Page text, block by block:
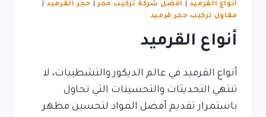
أنواع القرميد افضل شركة تركيب حجر| حجر القرميد|
مقاول تركيب حجر قرميد
أنواع القرميد
أنواع القرميد في عالم الديكور والتشطيبات، لا
تنتهي التحديثات والتحسينات التي تحاول
باستمرار تقديم أفضل المواد لتحسين مظهر